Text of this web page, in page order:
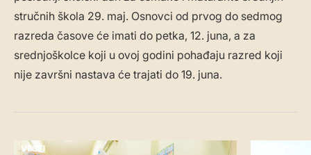
stručnih škola 29. maj. Osnovci od prvog do sedmog
razreda časove će imati do petka, 12. juna, a za
srednjoškolce koji u ovoj godini pohađaju razred koji
nije završni nastava će trajati do 19. juna.
VESTI